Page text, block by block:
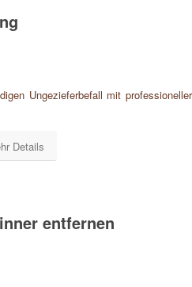
Ungezieferbefall mit professioneller
Details
entfernen